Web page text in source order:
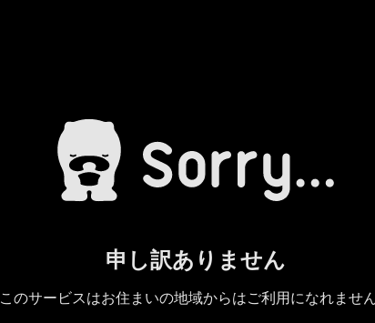
申し訳ありません
このサービスはお住まいの地域からはご利用になれません